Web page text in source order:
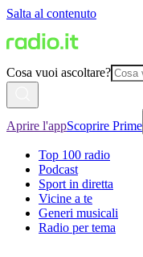
Salta al contenuto
Cosa vuoi ascoltare?
Aprire l'appScoprire Prime
Top 100 radio
Podcast
Sport in diretta
Vicine a te
Generi musicali
Radio per tema